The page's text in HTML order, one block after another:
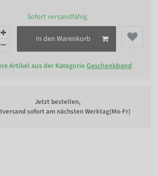
Sofort versandfähig.
In den Warenkorb
Artikel aus der KategorieGeschenkband
Jetzt bestellen,
sofort am nächsten Werktag(Mo-Fr)